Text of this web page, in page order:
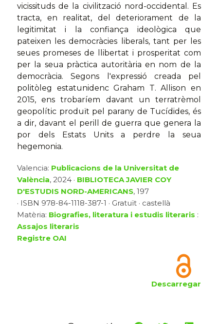
vicissituds de la civilització nord-occidental. Es
tracta, en realitat, del deteriorament de la
legitimitat i la confiança ideològica que
pateixen les democràcies liberals, tant per les
seues promeses de llibertat i prosperitat com
per la seua pràctica autoritària en nom de la
democràcia. Segons l'expressió creada pel
politòleg estatunidenc Graham T. Allison en
2015, ens trobaríem davant un terratrèmol
geopolític produït pel parany de Tucídides, és
a dir, davant el perill de guerra que genera la
por dels Estats Units a perdre la seua
hegemonia.
Valencia: Publicacions de la Universitat de
València, 2024 · BIBLIOTECA JAVIER COY
D'ESTUDIS NORD-AMERICANS, 197
· ISBN 978-84-1118-387-1 · Gratuït · castellà
Matèria: Biografies, literatura i estudis literaris :
Assajos literaris
Registre OAI
Descarregar